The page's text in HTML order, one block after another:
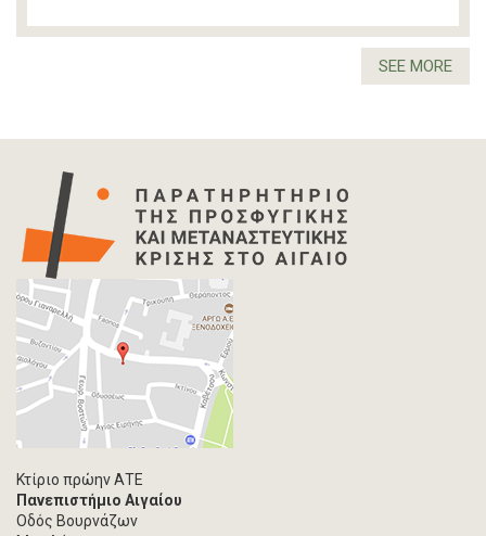
SEE MORE
Κτίριο πρώην ΑΤΕ
Πανεπιστήμιο Αιγαίου
Οδός Βουρνάζων